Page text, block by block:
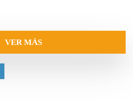
VER MÁS